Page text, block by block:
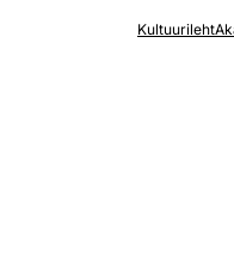
Kultuurileht